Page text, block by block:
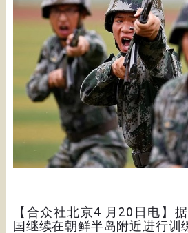
【合众社北京4 月20日电】
国继续在朝鲜半岛附近进行训